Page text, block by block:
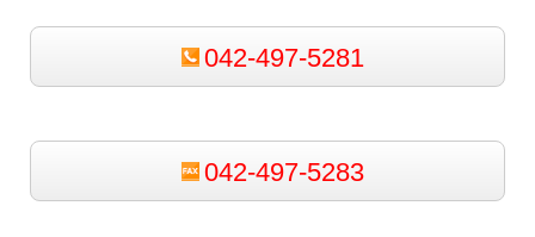
042-497-5281
042-497-5283